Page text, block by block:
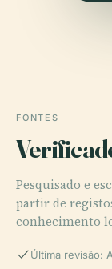
FONTES
Pesquisado e
partir de
conhecimento
Última revisão: